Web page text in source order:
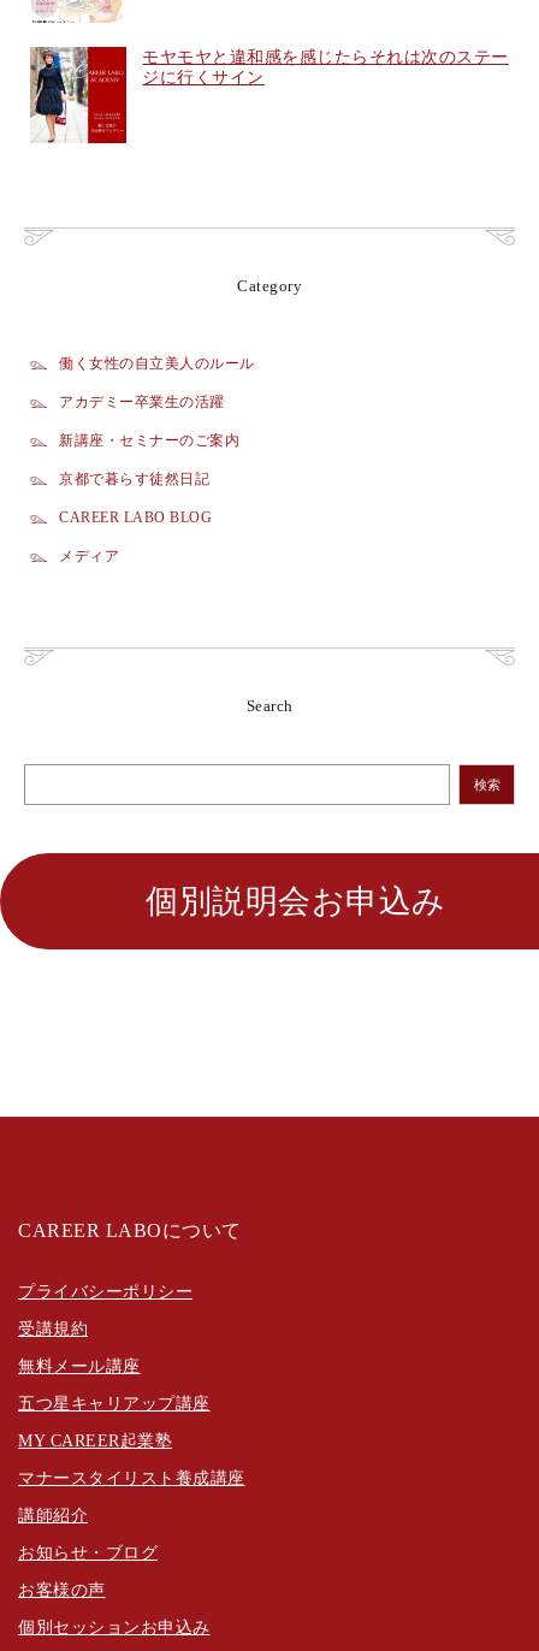
モヤモヤと違和感を感じたらそれは次のステー
ジに行くサイン
Category
働く女性の自立美人のルール
アカデミー卒業生の活躍
新講座・セミナーのご案内
京都で暮らす徒然日記
CAREER LABO BLOG
メディア
Search
検索
個別説明会お申込み
CAREER LABOについて
プライバシーポリシー
受講規約
無料メール講座
五つ星キャリアップ講座
MY CAREER起業塾
マナースタイリスト養成講座
講師紹介
お知らせ・ブログ
お客様の声
個別セッションお申込み